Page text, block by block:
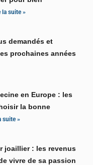
la suite »
demandés et
prochaines années
en Europe : les
la bonne
suite »
joaillier : les revenus
vivre de sa passion